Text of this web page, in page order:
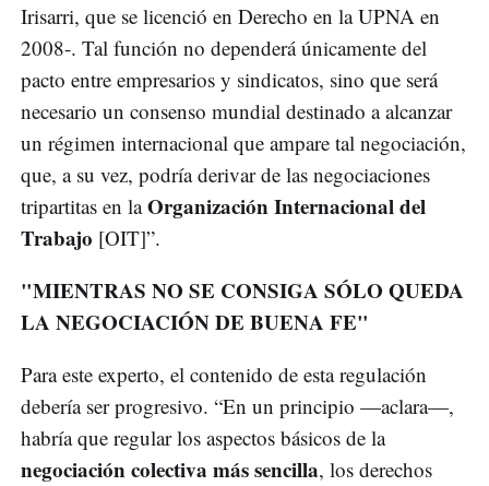
Irisarri, que se licenció en Derecho en la UPNA en
2008-. Tal función no dependerá únicamente del
pacto entre empresarios y sindicatos, sino que será
necesario un consenso mundial destinado a alcanzar
un régimen internacional que ampare tal negociación,
que, a su vez, podría derivar de las negociaciones
tripartitas en laOrganización Internacional del
Trabajo [OIT]”.
"MIENTRAS NO SE CONSIGA SÓLO QUEDA
LA NEGOCIACIÓN DE BUENA FE"
Para este experto, el contenido de esta regulación
debería ser progresivo. “En un principio —aclara—,
habría que regular los aspectos básicos de la
negociación colectiva más sencilla, los derechos